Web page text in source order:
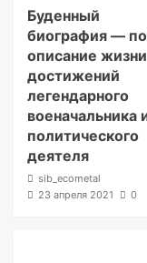
Буденный
биография —
описание
достижений
легендарного
военачальника
политического
деятеля
sib_ecometal
23 апреля 2021
0